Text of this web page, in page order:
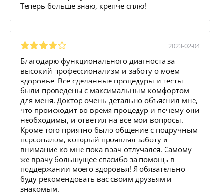
Теперь больше знаю, крепче сплю!
2023-02-04
Благодарю функционального диагноста за
высокий профессионализм и заботу о моем
здоровье! Все сделанные процедуры и тесты
были проведены с максимальным комфортом
для меня. Доктор очень детально объяснил мне,
что происходит во время процедур и почему они
необходимы, и ответил на все мои вопросы.
Кроме того приятно было общение с подручным
персоналом, который проявлял заботу и
внимание ко мне пока врач отлучался. Самому
же врачу большущее спасибо за помощь в
поддержании моего здоровья! Я обязательно
буду рекомендовать вас своим друзьям и
знакомым.